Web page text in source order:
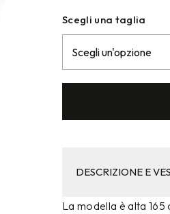
Scegli una taglia
DESCRIZIONE E
La modella è alta